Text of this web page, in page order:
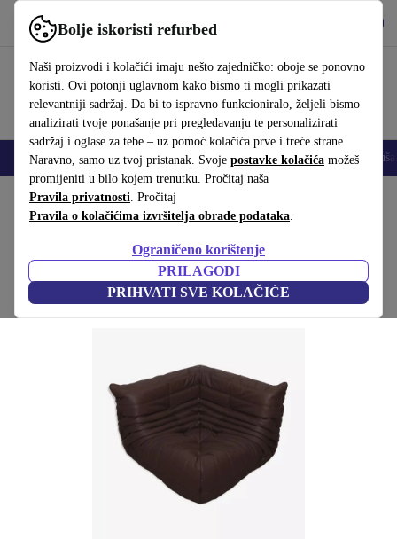
Bolje iskoristi refurbed
Naši proizvodi i kolačići imaju nešto zajedničko: oboje se ponovno
koristi. Ovi potonji uglavnom kako bismo ti mogli prikazati
relevantniji sadržaj. Da bi to ispravno funkcioniralo, željeli bismo
analizirati tvoje ponašanje pri pregledavanju te personalizirati
sadržaj i oglase za tebe – uz pomoć kolačića prve i treće strane.
Naravno, samo uz tvoj pristanak. Svoje postavke kolačića možeš
promijeniti u bilo kojem trenutku. Pročitaj naša
Pravila privatnosti. Pročitaj
Pravila o kolačićima izvršitelja obrade podataka.
Ograničeno korištenje
PRILAGODI
PRIHVATI SVE KOLAČIĆE
Koristi refurbed brzo i jednostavno
Mobiteli Prijenosna računala Tableti Pametni satovi Dodaci
Početna stranica Proizvodi Kućanstvo
Togo kutna sofa Madras-koža smeđa
Smeđa
(Prikupljanje recenzija)